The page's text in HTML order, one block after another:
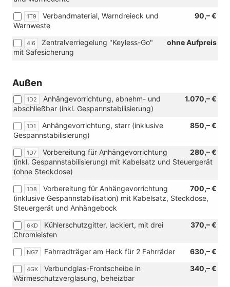
1T9 90,– €
Verbandmaterial, Warndreieck und
Warnweste
4I6 ohne Aufpreis
Zentralverriegelung "Keyless-Go"
mit Safesicherung
Außen
1D2 1.070,– €
Anhängevorrichtung, abnehm- und
abschließbar (inkl. Gespannstabilisierung)
1D1 850,– €
Anhängevorrichtung, starr (inklusive
Gespannstabilisierung)
1D7 280,– €
Vorbereitung für Anhängevorrichtung
(inkl. Gespannstabilisierung) mit Kabelsatz und Steuergerät
(ohne Steckdose)
1D8 700,– €
Vorbereitung für Anhängevorrichtung
(inklusive Gespannstabilisation) mit Kabelsatz, Steckdose,
Steuergerät und Anhängebock
6KD 370,– €
Kühlerschutzgitter, lackiert, mit drei
Chromleisten
NG7 630,– €
Fahrradträger am Heck für 2 Fahrräder
4GX 340,– €
Verbundglas-Frontscheibe in
Wärmeschutzverglasung, beheizbar